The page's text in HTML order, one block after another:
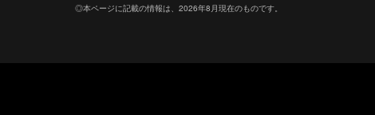
◎本ページに記載の情報は、2026年8月現在のものです。